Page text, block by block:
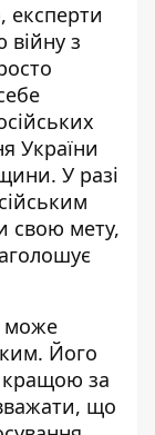
експерти
з
України
У разі
свою мету,
може
Його
кращою за
що